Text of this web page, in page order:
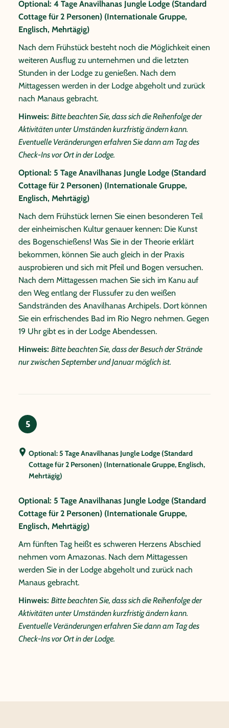
kennenzulernen. Der Abend steht Ihnen zur freien
Verfügung, um die Lodge Anlage näher zu erkunden,
den Spielraum und den Pool zu nutzen oder den
Abend an der Bar ausklingen zu lassen.
Optional: 5 Tage Anavilhanas Jungle Lodge (Standard
Cottage für 2 Personen) (Internationale Gruppe,
Englisch, Mehrtägig)
Vom Kanu aus bewundern Sie den Sonnenaufgang und
erleben, wie langsam das Leben im Amazonas erwacht.
Ein besonderes Highlight sind die exotischen Vögel, die
Sie bei diesem Ausflug beobachten können. Sie kehren
zum Frühstück zur Lodge zurück und besuchen
anschließend einige Handarbeitswerkstätten in Novo
Airao. Nach dem Mittagessen besuchen Sie die Tiririca
Gemeinschaft – eine ideale Gelegenheit, die örtlichen
Bräuche und Lebensgewohnheiten hautnah
kennenzulernen. Der Abend steht Ihnen zur freien
Verfügung, um die Lodge Anlage näher zu erkunden,
den Spielraum und den Pool zu nutzen oder den
Abend an der Bar ausklingen zu lassen.
Optional: 4 Tage Anavilhanas Jungle Lodge (Standard
Cottage für 2 Personen) (Internationale Gruppe,
Englisch, Mehrtägig)
Nach dem Frühstück besteht noch die Möglichkeit einen
weiteren Ausflug zu unternehmen und die letzten
Stunden in der Lodge zu genießen. Nach dem
Mittagessen werden in der Lodge abgeholt und zurück
nach Manaus gebracht.
Hinweis: Bitte beachten Sie, dass sich die Reihenfolge der
Aktivitäten unter Umständen kurzfristig ändern kann.
Eventuelle Veränderungen erfahren Sie dann am Tag des
Check-Ins vor Ort in der Lodge.
Optional: 5 Tage Anavilhanas Jungle Lodge (Standard
Cottage für 2 Personen) (Internationale Gruppe,
Englisch, Mehrtägig)
Nach dem Frühstück lernen Sie einen besonderen Teil
der einheimischen Kultur genauer kennen: Die Kunst
des Bogenschießens! Was Sie in der Theorie erklärt
bekommen, können Sie auch gleich in der Praxis
ausprobieren und sich mit Pfeil und Bogen versuchen.
Nach dem Mittagessen machen Sie sich im Kanu auf
den Weg entlang der Flussufer zu den weißen
Sandstränden des Anavilhanas Archipels. Dort können
Sie ein erfrischendes Bad im Rio Negro nehmen. Gegen
19 Uhr gibt es in der Lodge Abendessen.
Hinweis: Bitte beachten Sie, dass der Besuch der Strände
nur zwischen September und Januar möglich ist.
5
Optional: 5 Tage Anavilhanas Jungle Lodge (Standard
Cottage für 2 Personen) (Internationale Gruppe, Englisch,
Mehrtägig)
Optional: 5 Tage Anavilhanas Jungle Lodge (Standard
Cottage für 2 Personen) (Internationale Gruppe,
Englisch, Mehrtägig)
Am fünften Tag heißt es schweren Herzens Abschied
nehmen vom Amazonas. Nach dem Mittagessen
werden Sie in der Lodge abgeholt und zurück nach
Manaus gebracht.
Hinweis: Bitte beachten Sie, dass sich die Reihenfolge der
Aktivitäten unter Umständen kurzfristig ändern kann.
Eventuelle Veränderungen erfahren Sie dann am Tag des
Check-Ins vor Ort in der Lodge.